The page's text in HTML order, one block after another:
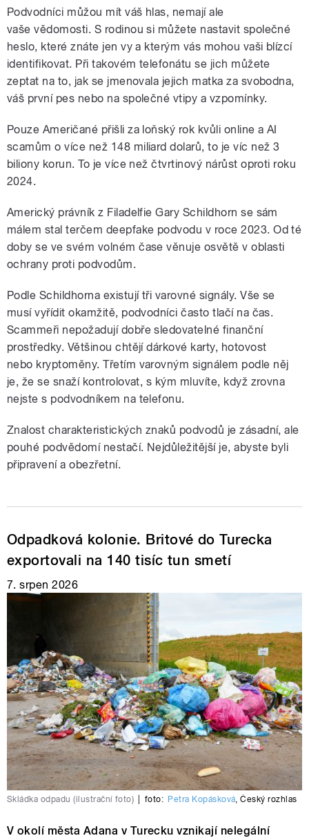
Podvodníci můžou mít váš hlas, nemají ale
vaše vědomosti. S rodinou si můžete nastavit společné
heslo, které znáte jen vy a kterým vás mohou vaši blízcí
identifikovat. Při takovém telefonátu se jich můžete
zeptat na to, jak se jmenovala jejich matka za svobodna,
váš první pes nebo na společné vtipy a vzpomínky.
Pouze Američané přišli za loňský rok kvůli online a AI
scamům o více než 148 miliard dolarů, to je víc než 3
biliony korun. To je více než čtvrtinový nárůst oproti roku
2024.
Americký právník z Filadelfie Gary Schildhorn se sám
málem stal terčem deepfake podvodu v roce 2023. Od té
doby se ve svém volném čase věnuje osvětě v oblasti
ochrany proti podvodům.
Podle Schildhorna existují tři varovné signály. Vše se
musí vyřídit okamžitě, podvodníci často tlačí na čas.
Scammeři nepožadují dobře sledovatelné finanční
prostředky. Většinou chtějí dárkové karty, hotovost
nebo kryptoměny. Třetím varovným signálem podle něj
je, že se snaží kontrolovat, s kým mluvíte, když zrovna
nejste s podvodníkem na telefonu.
Znalost charakteristických znaků podvodů je zásadní, ale
pouhé podvědomí nestačí. Nejdůležitější je, abyste byli
připravení a obezřetní.
Odpadková kolonie. Britové do Turecka
exportovali na 140 tisíc tun smetí
7. srpen 2026
Skládka odpadu (ilustrační foto) foto: Petra Kopásková ,Český rozhlas
V okolí města Adana v Turecku vznikají nelegální